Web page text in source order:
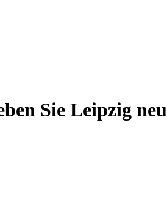
Sie Leipzig neu